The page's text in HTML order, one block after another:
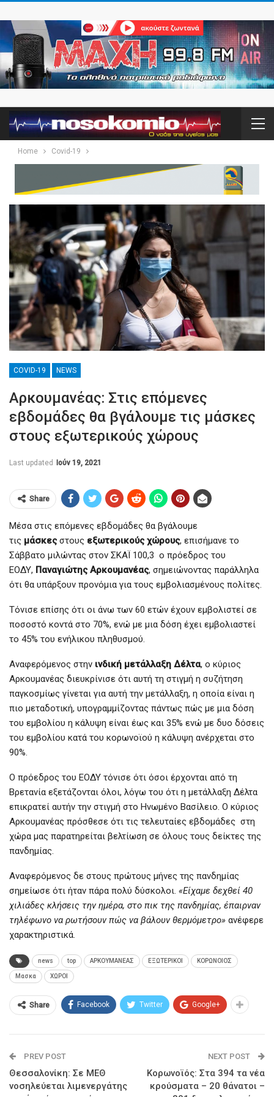
Home Covid-19
COVID-19 NEWS
Αρκουμανέας: Στις επόμενες
εβδομάδες θα βγάλουμε τις μάσκες
στους εξωτερικούς χώρους
Last updated Ιούν 19, 2021
Share
Μέσα στις επόμενες εβδομάδες θα βγάλουμε
τις μάσκες στους εξωτερικούς χώρους, επισήμανε το
Σάββατο μιλώντας στον ΣΚΑΪ 100,3 ο πρόεδρος του
ΕΟΔΥ, Παναγιώτης Αρκουμανέας, σημειώνοντας παράλληλα
ότι θα υπάρξουν προνόμια για τους εμβολιασμένους πολίτες.
Τόνισε επίσης ότι οι άνω των 60 ετών έχουν εμβολιστεί σε
ποσοστό κοντά στο 70%, ενώ με μια δόση έχει εμβολιαστεί
το 45% του ενήλικου πληθυσμού.
Αναφερόμενος στην ινδική μετάλλαξη Δέλτα, ο κύριος
Αρκουμανέας διευκρίνισε ότι αυτή τη στιγμή η συζήτηση
παγκοσμίως γίνεται για αυτή την μετάλλαξη, η οποία είναι η
πιο μεταδοτική, υπογραμμίζοντας πάντως πώς με μια δόση
του εμβολίου η κάλυψη είναι έως και 35% ενώ με δυο δόσεις
του εμβολίου κατά του κορωνοϊού η κάλυψη ανέρχεται στο
90%.
Ο πρόεδρος του ΕΟΔΥ τόνισε ότι όσοι έρχονται από τη
Βρετανία εξετάζονται όλοι, λόγω του ότι η μετάλλαξη Δέλτα
επικρατεί αυτήν την στιγμή στο Ηνωμένο Βασίλειο. Ο κύριος
Αρκουμανέας πρόσθεσε ότι τις τελευταίες εβδομάδες στη
χώρα μας παρατηρείται βελτίωση σε όλους τους δείκτες της
πανδημίας.
Αναφερόμενος δε στους πρώτους μήνες της πανδημίας
σημείωσε ότι ήταν πάρα πολύ δύσκολοι. «Είχαμε δεχθεί 40
χιλιάδες κλήσεις την ημέρα, στο πικ της πανδημίας, έπαιρναν
τηλέφωνο να ρωτήσουν πώς να βάλουν θερμόμετρο» ανέφερε
χαρακτηριστικά.
news top ΑΡΚΟΥΜΑΝΕΑΣ ΕΞΩΤΕΡΙΚΟΙ ΚΟΡΩΝΟΙΟΣ
Μασκα ΧΩΡΟΙ
Share Facebook Twitter Google+
PREV POST
Θεσσαλονίκη: Σε ΜΕΘ
νοσηλεύεται λιμενεργάτης
NEXT POST
Κορωνοϊός: Στα 394 τα νέα
κρούσματα – 20 θάνατοι –